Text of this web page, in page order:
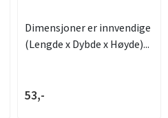
Dimensjoner er innvendige
(Lengde x Dybde x Høyde)...
53,-